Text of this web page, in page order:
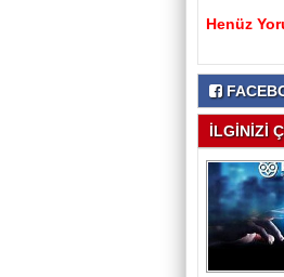
Henüz
İLGİNİZİ